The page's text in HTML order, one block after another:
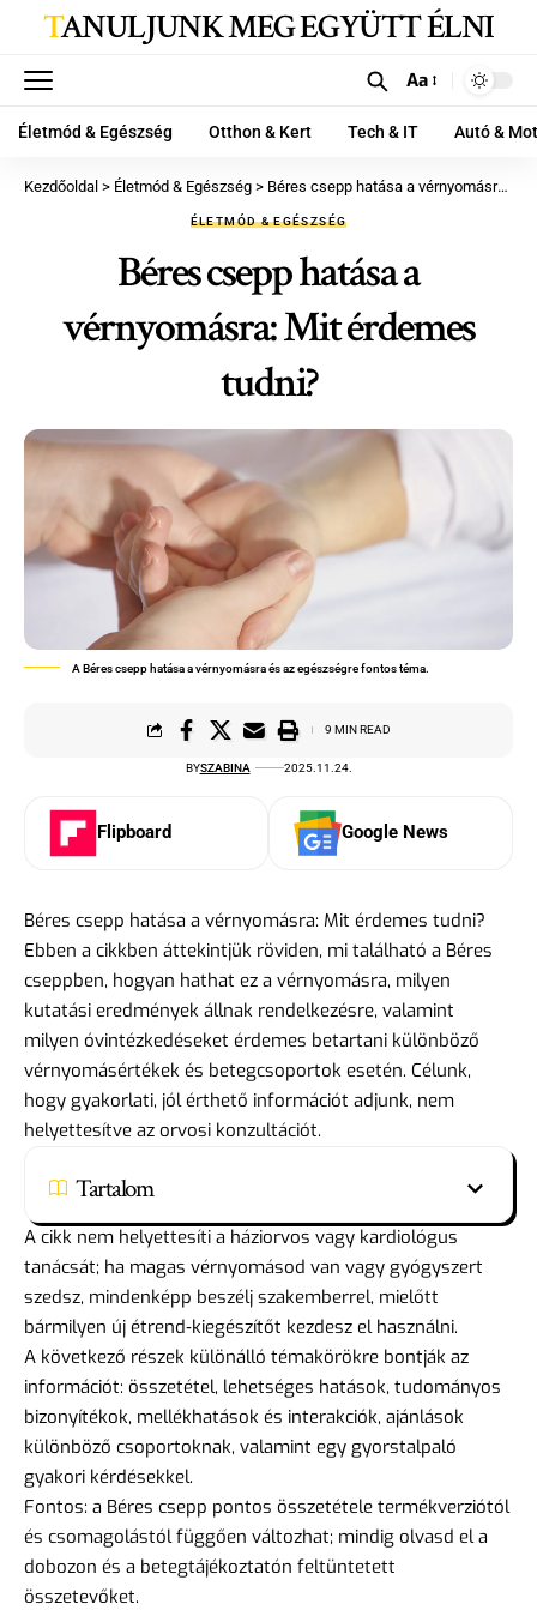
TANULJUNK MEG EGYÜTT ÉLNI
Aa
Életmód & Egészség Otthon & Kert Tech & IT Autó &
Kezdőoldal > Életmód & Egészség > Béres csepp hatása a vérnyomásra: Mit érdemes tudni?
ÉLETMÓD & EGÉSZSÉG
Béres csepp hatása a
vérnyomásra: Mit érdemes
tudni?
A Béres csepp hatása a vérnyomásra és az egészségre fontos téma.
BYSZABINA 2025.11.24.
9 MIN READ
Flipboard Google News
Béres csepp hatása a vérnyomásra: Mit érdemes tudni?
Ebben a cikkben áttekintjük röviden, mi található a Béres
cseppben, hogyan hathat ez a vérnyomásra, milyen
kutatási eredmények állnak rendelkezésre, valamint
milyen óvintézkedéseket érdemes betartani különböző
vérnyomásértékek és betegcsoportok esetén. Célunk,
hogy gyakorlati, jól érthető információt adjunk, nem
helyettesítve az orvosi konzultációt.
Tartalom
A cikk nem helyettesíti a háziorvos vagy kardiológus
tanácsát; ha magas vérnyomásod van vagy gyógyszert
szedsz, mindenképp beszélj szakemberrel, mielőtt
bármilyen új étrend‑kiegészítőt kezdesz el használni.
A következő részek különálló témakörökre bontják az
információt: összetétel, lehetséges hatások, tudományos
bizonyítékok, mellékhatások és interakciók, ajánlások
különböző csoportoknak, valamint egy gyorstalpaló
gyakori kérdésekkel.
Fontos: a Béres csepp pontos összetétele termékverziótól
és csomagolástól függően változhat; mindig olvasd el a
dobozon és a betegtájékoztatón feltüntetett
összetevőket.